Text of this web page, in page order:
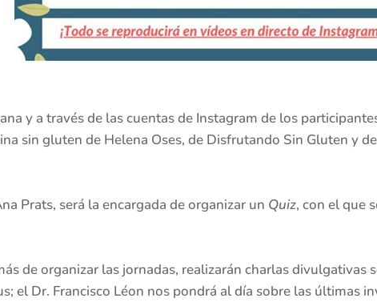
y a través de las cuentas de Instagram de los
sin gluten de Helena Oses, de Disfrutando Sin Gluten y
Prats, será la encargada de organizar un Quiz, con el que
de organizar las jornadas, realizarán charlas divulgativas
el Dr. Francisco Léon nos pondrá al día sobre las últimas